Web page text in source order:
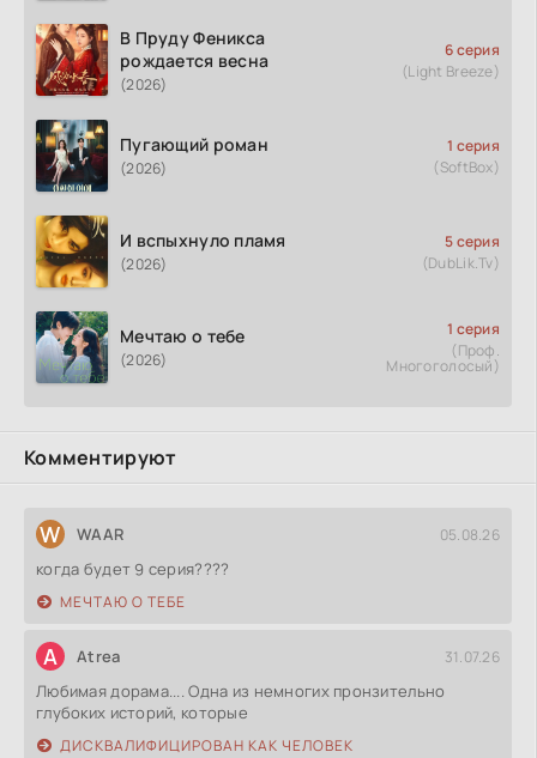
В Пруду Феникса
рождается весна
(2026)
6 серия
(Light Breeze)
Пугающий роман
(2026)
1 серия
(SoftBox)
И вспыхнуло пламя
(2026)
5 серия
(DubLik.Tv)
Мечтаю о тебе
(2026)
1 серия
(Проф.
Многоголосый)
Комментируют
W WAAR 05.08.26
когда будет 9 серия????
МЕЧТАЮ О ТЕБЕ
A Atrea 31.07.26
Любимая дорама.... Одна из немногих пронзительно
глубоких историй, которые
ДИСКВАЛИФИЦИРОВАН КАК ЧЕЛОВЕК